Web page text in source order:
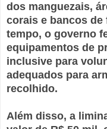
dos manguezais,
corais e bancos de
tempo, o governo
equipamentos de
inclusive para
adequados para
recolhido.
Além disso, a